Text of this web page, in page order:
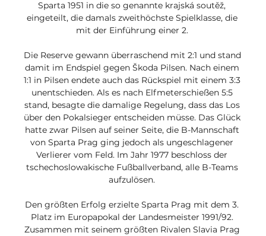
Sparta 1951 in die so genannte krajská soutěž,
eingeteilt, die damals zweithöchste Spielklasse, die
mit der Einführung einer 2.
Die Reserve gewann überraschend mit 2:1 und stand
damit im Endspiel gegen Škoda Pilsen. Nach einem
1:1 in Pilsen endete auch das Rückspiel mit einem 3:3
unentschieden. Als es nach Elfmeterschießen 5:5
stand, besagte die damalige Regelung, dass das Los
über den Pokalsieger entscheiden müsse. Das Glück
hatte zwar Pilsen auf seiner Seite, die B-Mannschaft
von Sparta Prag ging jedoch als ungeschlagener
Verlierer vom Feld. Im Jahr 1977 beschloss der
tschechoslowakische Fußballverband, alle B-Teams
aufzulösen.
Den größten Erfolg erzielte Sparta Prag mit dem 3.
Platz im Europapokal der Landesmeister 1991/92.
Zusammen mit seinem größten Rivalen Slavia Prag